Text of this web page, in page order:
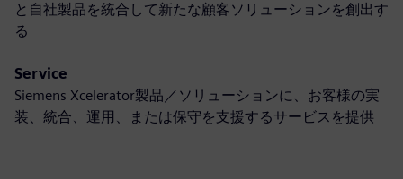
と自社製品を統合して新たな顧客ソリューションを創出す
る
Service
Siemens Xcelerator製品／ソリューションに、お客様の実
装、統合、運用、または保守を支援するサービスを提供